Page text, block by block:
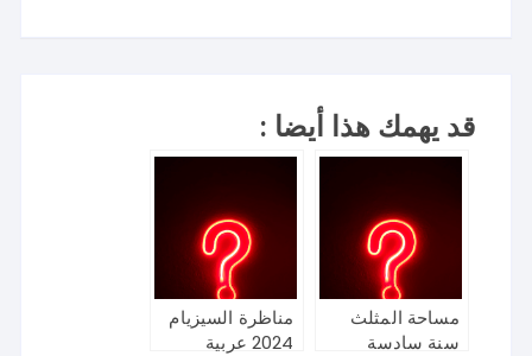
قد يهمك هذا أيضا :
مساحة المثلث
سنة سادسة
مناظرة السيزيام
2024 عربية